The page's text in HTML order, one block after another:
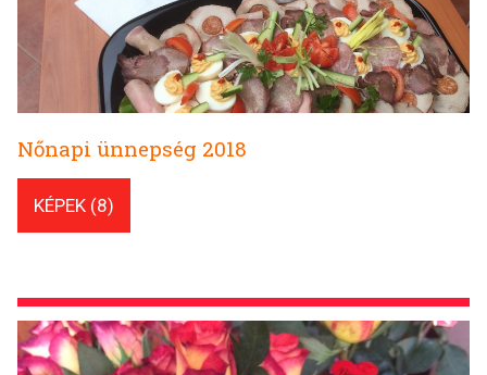
Nőnapi ünnepség 2018
KÉPEK (8)